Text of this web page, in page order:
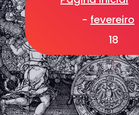
- fevereiro
18